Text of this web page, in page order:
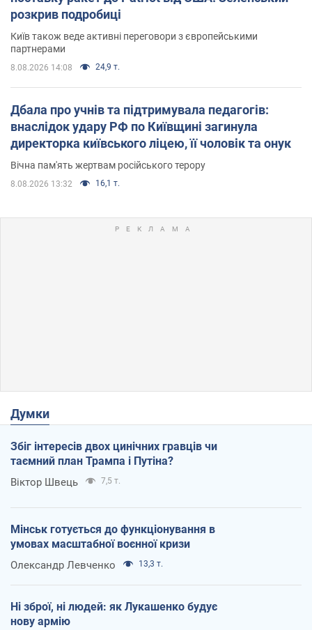
розкрив подробиці
Київ також веде активні переговори з європейськими
партнерами
8.08.2026 14:08 24,9 т.
Дбала про учнів та підтримувала педагогів:
внаслідок удару РФ по Київщині загинула
директорка київського ліцею, її чоловік та онук
Вічна пам'ять жертвам російського терору
8.08.2026 13:32 16,1 т.
Думки
Збіг інтересів двох цинічних гравців чи
таємний план Трампа і Путіна?
Віктор Швець 7,5 т.
Мінськ готується до функціонування в
умовах масштабної воєнної кризи
Олександр Левченко 13,3 т.
Ні зброї, ні людей: як Лукашенко будує
нову армію